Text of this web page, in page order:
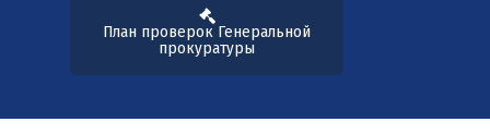
План проверок Генеральной
прокуратуры